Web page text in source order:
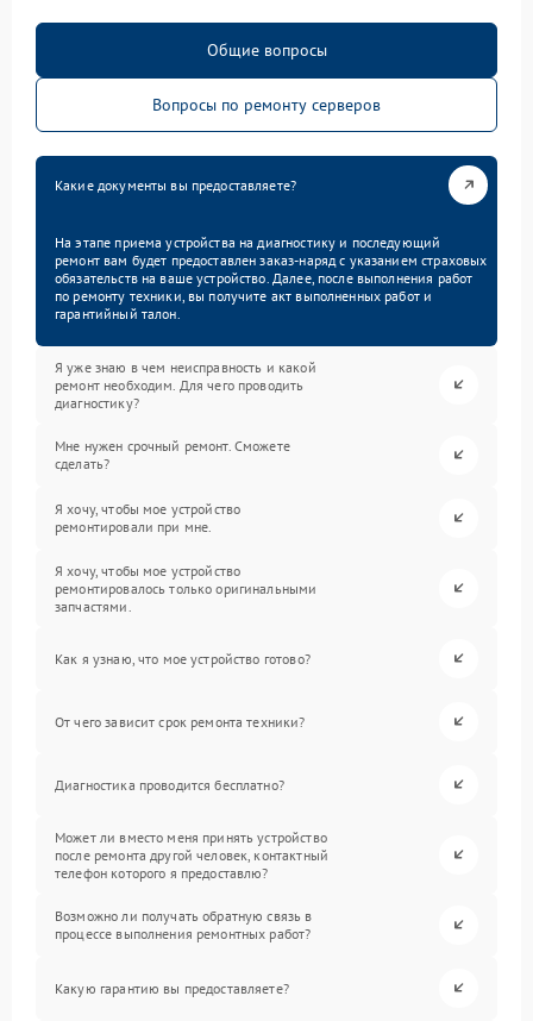
Общие вопросы
Вопросы по ремонту серверов
Какие документы вы предоставляете?
На этапе приема устройства на диагностику и последующий
ремонт вам будет предоставлен заказ-наряд с указанием страховых
обязательств на ваше устройство. Далее, после выполнения работ
по ремонту техники, вы получите акт выполненных работ и
гарантийный талон.
Я уже знаю в чем неисправность и какой
ремонт необходим. Для чего проводить
диагностику?
Мне нужен срочный ремонт. Сможете
сделать?
Я хочу, чтобы мое устройство
ремонтировали при мне.
Я хочу, чтобы мое устройство
ремонтировалось только оригинальными
запчастями.
Как я узнаю, что мое устройство готово?
От чего зависит срок ремонта техники?
Диагностика проводится бесплатно?
Может ли вместо меня принять устройство
после ремонта другой человек, контактный
телефон которого я предоставлю?
Возможно ли получать обратную связь в
процессе выполнения ремонтных работ?
Какую гарантию вы предоставляете?